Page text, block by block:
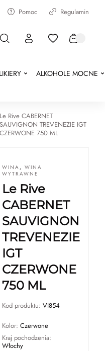
Pomoc Regulamin
LIKIERY ALKOHOLE MOCNE
Le Rive CABERNET
SAUVIGNON TREVENEZIE IGT
CZERWONE 750 ML
WINA , WINA
WYTRAWNE
Le Rive
CABERNET
SAUVIGNON
TREVENEZIE
IGT
CZERWONE
750 ML
Kod produktu: VI854
Kolor: Czerwone
Kraj pochodzenia:
Włochy